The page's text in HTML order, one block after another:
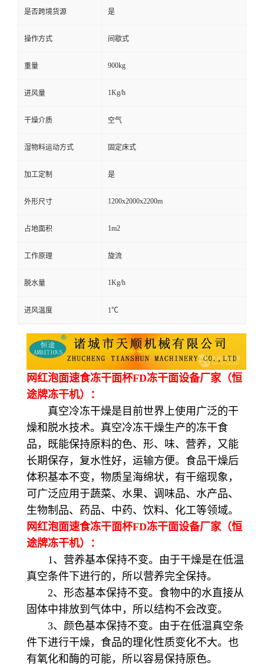
是否跨境货源 是
操作方式 间歇式
重量 900kg
进风量 1Kg/h
干燥介质 空气
湿物料运动方式 固定床式
加工定制 是
外形尺寸 1200x2000x2200m
占地面积 1m2
工作原理 旋流
脱水量 1Kg/h
进风温度 1℃
网红泡面速食冻干面杯FD冻干面设备厂家（恒
途牌冻干机）：
真空冷冻干燥是目前世界上使用广泛的干
燥和脱水技术。真空冷冻干燥生产的冻干食
品，既能保持原料的色、形、味、营养，又能
长期保存，复水性好，运输方便。食品干燥后
体积基本不变，物质呈海绵状，有干缩现象，
可广泛应用于蔬菜、水果、调味品、水产品、
生物制品、药品、中药、饮料、化工等领域。
网红泡面速食冻干面杯FD冻干面设备厂家（恒
途牌冻干机）：
1、营养基本保持不变。由于干燥是在低温
真空条件下进行的，所以营养完全保持。
2、形态基本保持不变。食物中的水直接从
固体中排放到气体中，所以结构不会改变。
3、颜色基本保持不变。由于在低温真空条
件下进行干燥，食品的理化性质变化不大。也
有氧化和酶的可能，所以容易保持原色。